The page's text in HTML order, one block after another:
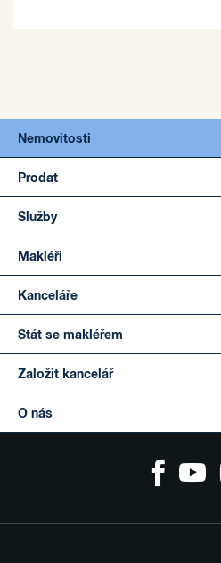
Nemovitosti
Prodat
Služby
Makléři
Kanceláře
Stát se makléřem
Založit kancelář
O nás